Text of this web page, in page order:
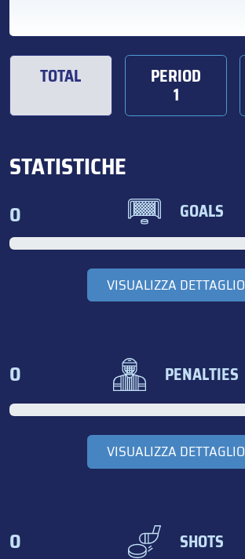
TOTAL PERIOD
1
STATISTICHE
0 GOALS
VISUALIZZA DETTAGLIO
0 PENALTIES
VISUALIZZA DETTAGLIO
0 SHOTS